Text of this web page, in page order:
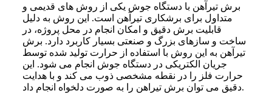
برش تیرآهن با دستگاه جوش یکی از روش‌ های قدیمی و
متداول برای برشکاری تیرآهن است. این روش به دلیل
قابلیت برش دقیق و امکان انجام در محل پروژه، در
ساخت و سازهای بزرگ و صنعتی بسیار کاربرد دارد. برش
تیرآهن به این روش با استفاده از حرارت تولید شده توسط
جریان الکتریکی در دستگاه جوش انجام می‌ شود. این
حرارت فلز را در نقطه مشخصی ذوب می‌ کند و با هدایت
دقیق می‌ توان برش تیراهن را به صورت دلخواه انجام داد.